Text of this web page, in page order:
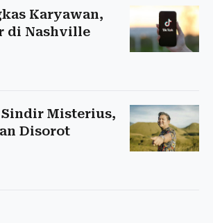
Karyawan,
di Nashville
Misterius,
Disorot